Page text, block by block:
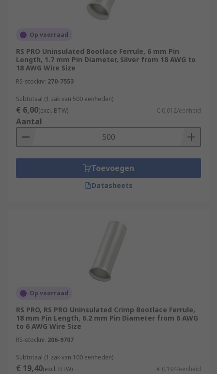
Op voorraad
RS PRO Uninsulated Bootlace Ferrule, 6 mm Pin
Length, 1.7 mm Pin Diameter, Silver from 18 AWG to
18 AWG Wire Size
RS-stocknr. 270-7553
Subtotaal (1 zak van 500 eenheden)
€ 6,00(excl. BTW) € 0,012/eenheid
Aantal
Toevoegen
Datasheets
Op voorraad
RS PRO, RS PRO Uninsulated Crimp Bootlace Ferrule,
18 mm Pin Length, 6.2 mm Pin Diameter from 6 AWG
to 6 AWG Wire Size
RS-stocknr. 206-9707
Subtotaal (1 zak van 100 eenheden)
€ 19,40(excl. BTW) € 0,194/eenheid